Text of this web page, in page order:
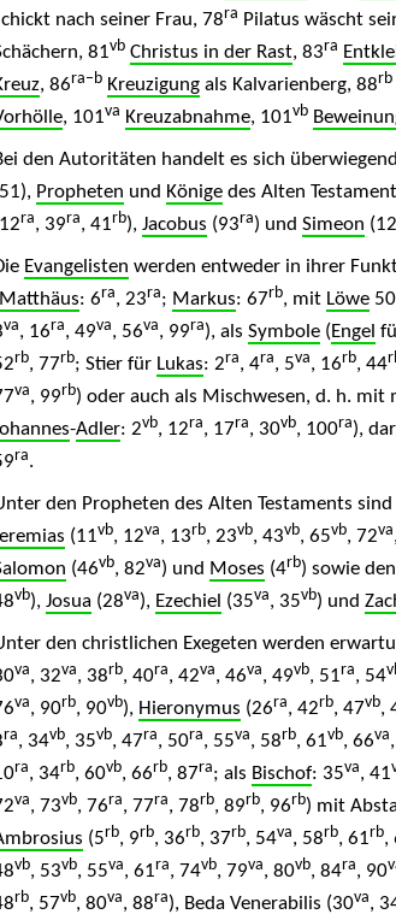
nach seiner Frau, 78ra Pilatus wäscht
81vb Christus in der Rast, 83ra
, 86ra–b Kreuzigungals Kalvarienberg, 88rb
, 101va Kreuzabnahme, 101vb
den Autoritäten handelt es sich
Propheten und Königedes Alten
ra, 39ra, 41rb), Jacobus (93ra) und Simeon (12
Evangelisten werden entweder in ihrer
: 6ra, 23ra; Markus: 67rb, mit Löwe50
va, 16ra, 49va, 56va, 99ra), als Symbole(Engel
rb, 77rb; Stier für Lukas: 2ra, 4ra, 5va, 16rb, 44
va, 99rb) oder auch als Mischwesen, d. h. mit
-Adler: 2vb, 12ra, 17ra, 30vb, 100ra),
ra.
den Propheten des Alten Testaments sind
(11vb, 12va, 13rb, 23vb, 43vb, 65vb, 72va
(46vb, 82va) und Moses (4rb) sowie
vb), Josua(28va), Ezechiel (35va, 35vb) und
den christlichen Exegeten werden
va, 32va, 38rb, 40ra, 42va, 46va, 49vb, 51ra, 54
va, 90rb, 90vb), Hieronymus (26ra, 42rb, 47vb,
ra, 34vb, 35vb, 47ra, 50ra, 55va, 58rb, 61vb, 66va
ra, 34rb, 60vb, 66rb, 87ra; als Bischof: 35va, 41
va, 73vb, 76ra, 77ra, 78rb, 89rb, 96rb) mit
(5rb, 9rb, 36rb, 37rb, 54va, 58rb, 61rb,
vb, 53vb, 55va, 61ra, 74vb, 79va, 80vb, 84ra, 90
rb, 57vb, 80va, 88ra), Beda Venerabilis (30va,